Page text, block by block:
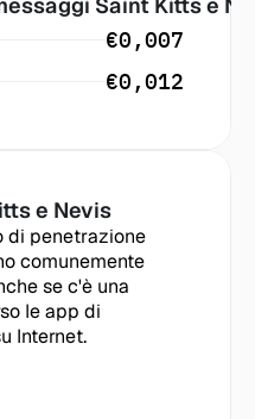
€0,007
€0,012
e Nevis
di penetrazione
comunemente
se c'è una
le app di
Internet.